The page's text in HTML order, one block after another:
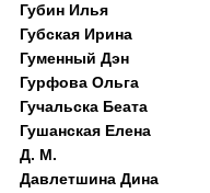
Губин Илья
Губская Ирина
Гуменный Дэн
Гурфова Ольга
Гучальска Беата
Гушанская Елена
Д. M.
Давлетшина Дина